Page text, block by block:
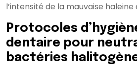
l’intensité de la mauvaise haleine
Protocoles
dentaire pour
bactéries